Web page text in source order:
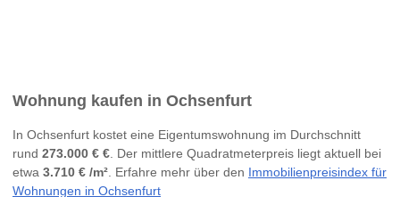
Wohnung kaufen in Ochsenfurt
In Ochsenfurt kostet eine Eigentumswohnung im Durchschnitt
rund 273.000 € € . Der mittlere Quadratmeterpreis liegt aktuell bei
etwa 3.710 € /m² . Erfahre mehr über den Immobilienpreisindex für
Wohnungen in Ochsenfurt